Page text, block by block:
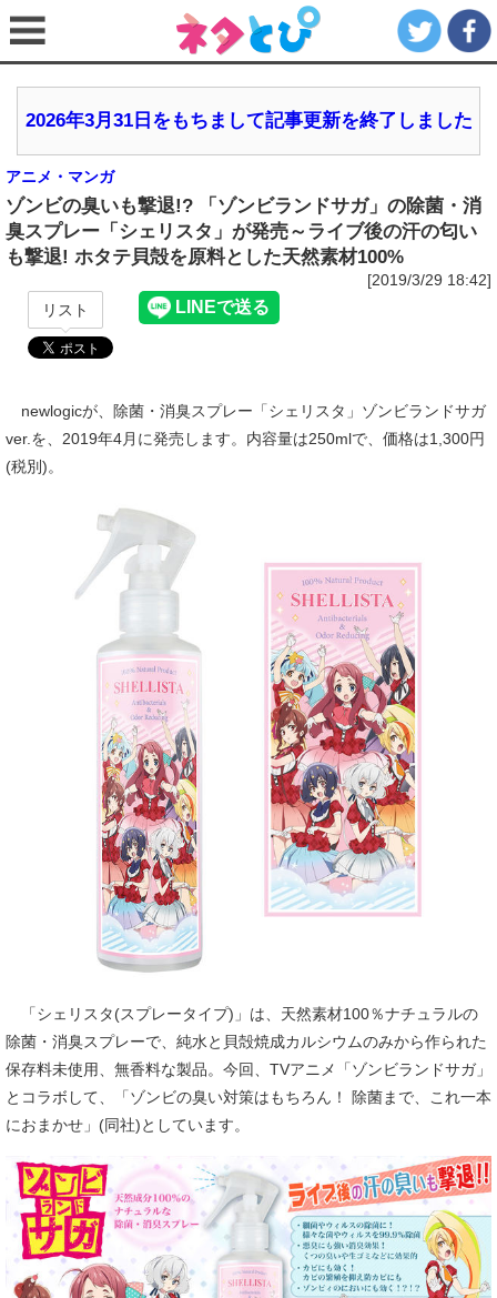
2026年3月31日をもちまして記事更新を終了しました
アニメ・マンガ
ゾンビの臭いも撃退!? 「ゾンビランドサガ」の除菌・消
臭スプレー「シェリスタ」が発売～ライブ後の汗の匂い
も撃退! ホタテ貝殻を原料とした天然素材100%
[2019/3/29 18:42]
リスト
newlogicが、除菌・消臭スプレー「シェリスタ」ゾンビランドサガ
ver.を、2019年4月に発売します。内容量は250mlで、価格は1,300円
(税別)。
「シェリスタ(スプレータイプ)」は、天然素材100％ナチュラルの
除菌・消臭スプレーで、純水と貝殻焼成カルシウムのみから作られた
保存料未使用、無香料な製品。今回、TVアニメ「ゾンビランドサガ」
とコラボして、「ゾンビの臭い対策はもちろん！ 除菌まで、これ一本
におまかせ」(同社)としています。